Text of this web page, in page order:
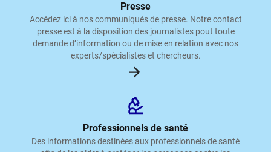
Presse
Accédez ici à nos communiqués de presse. Notre contact
presse est à la disposition des journalistes pout toute
demande d’information ou de mise en relation avec nos
experts/spécialistes et chercheurs.
Professionnels de santé
Des informations destinées aux professionnels de santé